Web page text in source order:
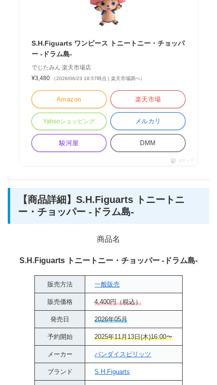
S.H.Figuarts ワンピース トニートニー・チョッパ
ー -ドラム島-
でじたみん 楽天市場店
¥3,480
（2026/06/23 18:57時点 | 楽天市場調べ）
Amazon 楽天市場
Yahooショッピング メルカリ
駿河屋 DMM
ポチップ
【商品詳細】S.H.Figuarts トニートニ
ー・チョッパー -ドラム島-
商品名
S.H.Figuarts トニートニー・チョッパー -ドラム島-
販売方法 一般販売
販売価格 4,400円（税込）
発売日 2026年05月
予約開始 2025年11月13日(木)16:00〜
メーカー バンダイスピリッツ
ブランド S.H.Figuarts